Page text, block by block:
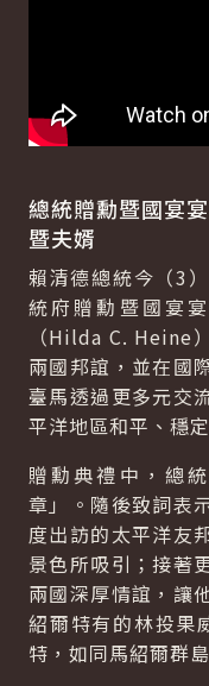
總統贈勳暨國宴
暨夫婿
賴清德總統今（3
統府贈勳暨國宴
（Hilda C. Heine
兩國邦誼，並在國
臺馬透過更多元交
平洋地區和平、穩
贈勳典禮中，總
章」。隨後致詞表
度出訪的太平洋友
景色所吸引；接著
兩國深厚情誼，讓
紹爾特有的林投果
特，如同馬紹爾群